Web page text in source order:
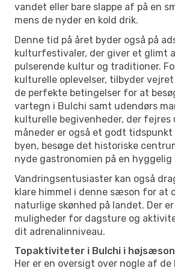
vandet eller bare slappe af på en
mens de nyder en kold drik.
Denne tid på året byder også på
kulturfestivaler, der giver et glimt
pulserende kultur og traditioner.
kulturelle oplevelser, tilbyder
de perfekte betingelser for at
vartegn i Bulchi samt udendørs
kulturelle begivenheder, der fejres
måneder er også et godt
byen, besøge det historiske
nyde gastronomien på en
Vandringsentusiaster kan også
klare himmel i denne sæson for at
naturlige skønhed på landet. Der
muligheder for dagsture og
dit adrenalinniveau.
Topaktiviteter i Bulchi i
Her er en oversigt over nogle af